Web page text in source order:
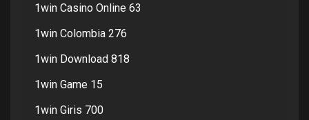
1win Casino Online 63
1win Colombia 276
1win Download 818
1win Game 15
1win Giris 700